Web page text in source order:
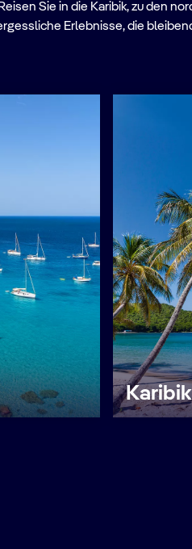
Sie in die Karibik, zu den
Erlebnisse, die